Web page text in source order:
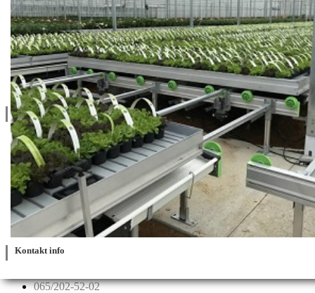
O Nama
Katalozi
Blog
Projektovanje / Izgradnja
Informacije
Privatnost & Kolačići
Uslovi Korišćenja
Dostava & Povraćaj
Mapa
Kontakt info
065/202-52-02